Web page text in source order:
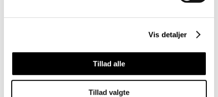
Vis detaljer
Tillad alle
Tillad valgte